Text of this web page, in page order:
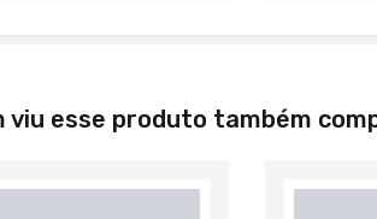
viu esse produto também